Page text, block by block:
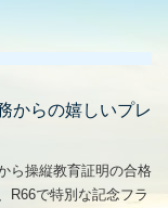
からの嬉しいプレ
ら操縦教育証明の合格
R66で特別な記念フラ